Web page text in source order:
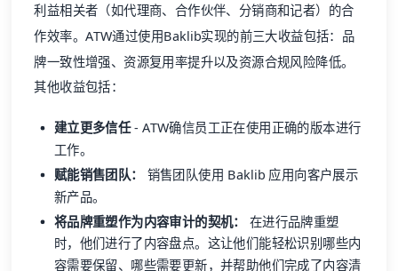
利益相关者（如代理商、合作伙伴、分销商和记者）的合
作效率。ATW通过使用Baklib实现的前三大收益包括：品
牌一致性增强、资源复用率提升以及资源合规风险降低。
其他收益包括：
建立更多信任- ATW确信员工正在使用正确的版本进行
工作。
赋能销售团队：
销售团队使用 Baklib 应用向客户展示
新产品。
将品牌重塑作为内容审计的契机：
在进行品牌重塑
时，他们进行了内容盘点。这让他们能轻松识别哪些内
容需要保留、哪些需要更新，并帮助他们完成了内容清